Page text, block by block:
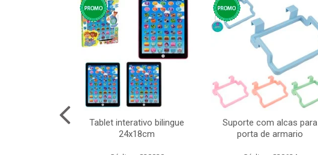
Tablet interativo bilingue
24x18cm
Suporte com alcas para
porta de armario